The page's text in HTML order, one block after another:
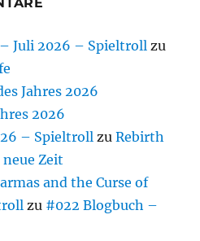
Juli 2026 – Spieltroll zu
Jahres 2026
2026
– Spieltroll zuRebirth
Zeit
and the Curse of
zu #022 Blogbuch –